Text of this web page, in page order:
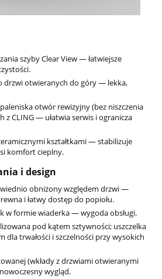
szyby Clear View — łatwiejsze
drzwi otwieranych do góry — lekka,
otwór rewizyjny (bez niszczenia
z CLING — ułatwia serwis i ogranicza
kształtkami — stabilizuje
komfort cieplny.
i design
obniżony względem drzwi —
i łatwy dostęp do popiołu.
w formie wiaderka — wygoda obsługi.
pod kątem sztywności; uszczelka
dla trwałości i szczelności przy wysokich
(wkłady z drzwiami otwieranymi
wygląd.